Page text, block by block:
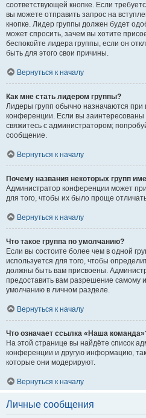
соответствующей кнопке. Если
вы можете отправить запрос на
кнопке. Лидер группы должен будет
может спросить, зачем вы хотите
беспокойте лидера группы, если он
быть для этого свои причины.
Вернуться к началу
Как мне стать лидером группы?
Лидеры групп обычно назначаются при
конференции. Если вы заинтересованы
свяжитесь с администратором;
сообщение.
Вернуться к началу
Почему названия некоторых групп
Администратор конференции может
для того, чтобы их было проще
Вернуться к началу
Что такое группа по умолчанию?
Если вы состоите более чем в одной
используется для того, чтобы
должны быть вам присвоены.
предоставить вам разрешение самому
умолчанию в личном разделе.
Вернуться к началу
Что означает ссылка «Наша
На этой странице вы найдёте список
конференции и другую информацию,
которые они модерируют.
Вернуться к началу
Личные сообщения